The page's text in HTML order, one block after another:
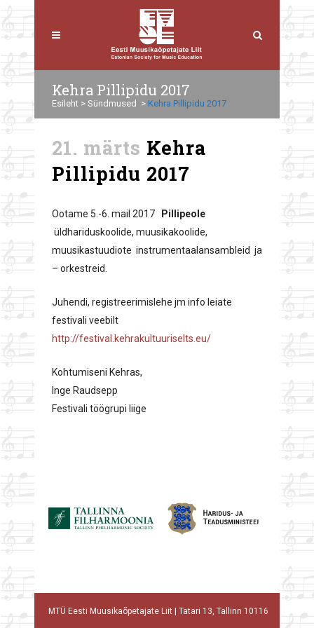
Kehra Pillipidu 2017
Esileht > Sündmused > Kehra Pillipidu 2017
21. märts Kehra
Pillipidu 2017
Ootame 5.-6. mail 2017
Pillipeole
üldhariduskoolide, muusikakoolide,
muusikastuudiote instrumentaalansambleid ja
– orkestreid.
Juhendi, registreerimislehe jm info leiate
festivali veebilt
http://festival.kehrakultuuriselts.eu/
Kohtumiseni Kehras,
Inge Raudsepp
Festivali töögrupi liige
MTÜ Eesti Muusikaõpetajate Liit | Tatari 13, Tallinn 10116